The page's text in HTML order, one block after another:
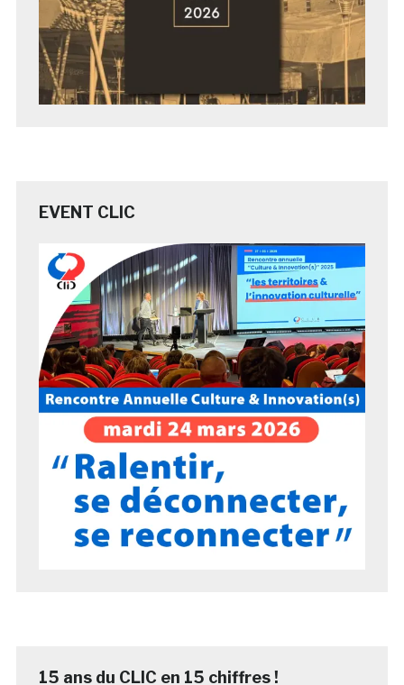
EVENT CLIC
15 ans du CLIC en 15 chiffres !